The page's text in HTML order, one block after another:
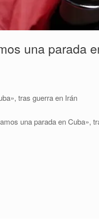
una parada
tras guerra en Irán
una parada en Cuba»,